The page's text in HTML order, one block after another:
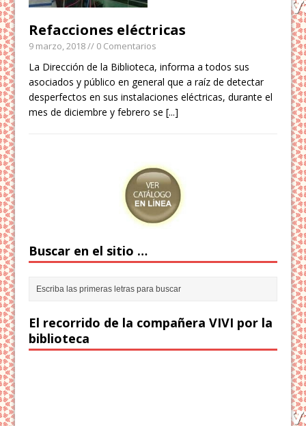
Refacciones eléctricas
9 marzo, 2018// 0 Comentarios
La Dirección de la Biblioteca, informa a todos sus
asociados y público en general que a raíz de detectar
desperfectos en sus instalaciones eléctricas, durante el
mes de diciembre y febrero se[...]
Buscar en el sitio …
El recorrido de la compañera VIVI por la
biblioteca